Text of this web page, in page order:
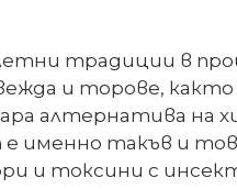
традиции в
и торове, както
алтернатива на
такъв и
и токсини с